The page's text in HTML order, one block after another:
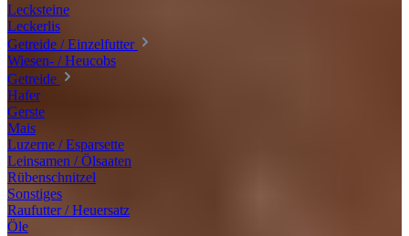
Lecksteine
Leckerlis
Getreide / Einzelfutter
Wiesen- / Heucobs
Getreide
Hafer
Gerste
Mais
Luzerne / Esparsette
Leinsamen / Ölsaaten
Rübenschnitzel
Sonstiges
Raufutter / Heuersatz
Öle